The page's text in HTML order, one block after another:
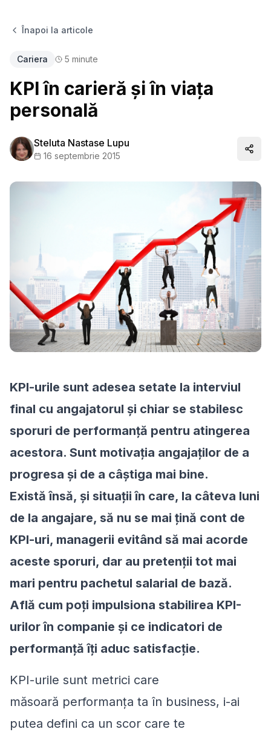
Înapoi la articole
Cariera 5 minute
KPI în carieră și în viața
personală
Steluta Nastase Lupu
16 septembrie 2015
KPI-urile sunt adesea setate la interviul
final cu angajatorul și chiar se stabilesc
sporuri de performanță pentru atingerea
acestora. Sunt motivația angajaților de a
progresa și de a câștiga mai bine.
Există însă, și situații în care, la câteva luni
de la angajare, să nu se mai țină cont de
KPI-uri, managerii evitând să mai acorde
aceste sporuri, dar au pretenții tot mai
mari pentru pachetul salarial de bază.
Află cum poți impulsiona stabilirea KPI-
urilor în companie și ce indicatori de
performanță îți aduc satisfacție.
KPI-urile sunt metrici care
măsoară performanța ta în business, i-ai
putea defini ca un scor care te